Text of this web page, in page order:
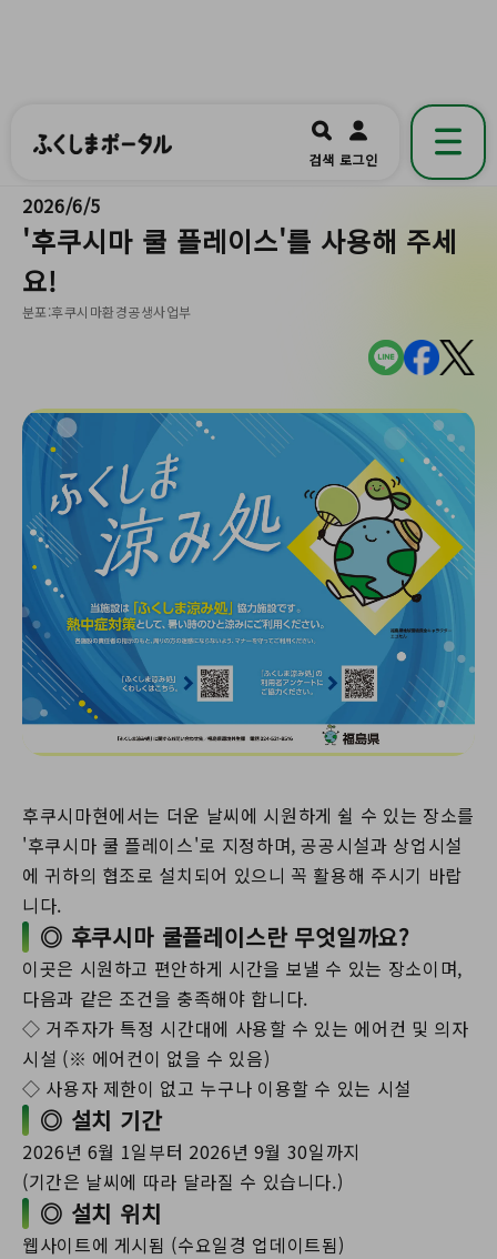
福島県公式の地域情報ポータルアプリ
開く
검색 로그인
2026/6/5
'후쿠시마 쿨 플레이스'를 사용해 주세
요!
분포:후쿠시마환경공생사업부
후쿠시마현에서는 더운 날씨에 시원하게 쉴 수 있는 장소를
'후쿠시마 쿨 플레이스'로 지정하며, 공공시설과 상업시설
에 귀하의 협조로 설치되어 있으니 꼭 활용해 주시기 바랍
니다.
◎ 후쿠시마 쿨플레이스란 무엇일까요?
이곳은 시원하고 편안하게 시간을 보낼 수 있는 장소이며,
다음과 같은 조건을 충족해야 합니다.
◇ 거주자가 특정 시간대에 사용할 수 있는 에어컨 및 의자
시설 (※ 에어컨이 없을 수 있음)
◇ 사용자 제한이 없고 누구나 이용할 수 있는 시설
◎ 설치 기간
2026년 6월 1일부터 2026년 9월 30일까지
(기간은 날씨에 따라 달라질 수 있습니다.)
◎ 설치 위치
웹사이트에 게시됨 (수요일경 업데이트됨)